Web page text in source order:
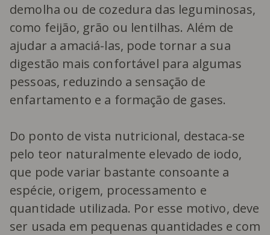
demolha ou de cozedura das leguminosas,
como feijão, grão ou lentilhas. Além de
ajudar a amaciá-las, pode tornar a sua
digestão mais confortável para algumas
pessoas, reduzindo a sensação de
enfartamento e a formação de gases.
Do ponto de vista nutricional, destaca-se
pelo teor naturalmente elevado de iodo,
que pode variar bastante consoante a
espécie, origem, processamento e
quantidade utilizada. Por esse motivo, deve
ser usada em pequenas quantidades e com